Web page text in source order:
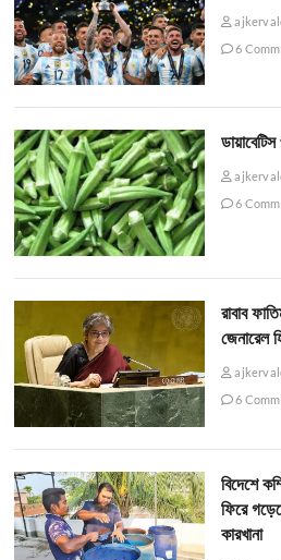
6
6
রাবাব
জেনারেল
6
বিদেশে
ফিরে
কারখানা